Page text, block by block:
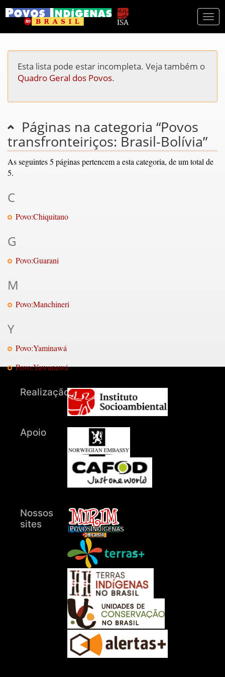
Esta lista pode estar incompleta. Veja também o
Quadro Geral dos Povos.
Páginas na categoria “Povos
transfronteiriços: Brasil-Bolívia”
As seguintes 5 páginas pertencem a esta categoria, de um total de
5.
C
Povo:Chiquitano
G
Povo:Guarani
M
Povo:Manchineri
Y
Povo:Yaminawá
Povo:Yawanawá